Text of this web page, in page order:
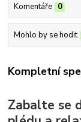
Komentáře 0
Mohlo by se hodit
Kompletní
Zabalte se